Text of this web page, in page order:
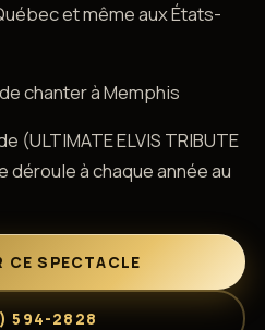
et même aux États-
chanter à Memphis
(ULTIMATE ELVIS TRIBUTE
déroule à chaque année au
CE SPECTACLE
594-2828